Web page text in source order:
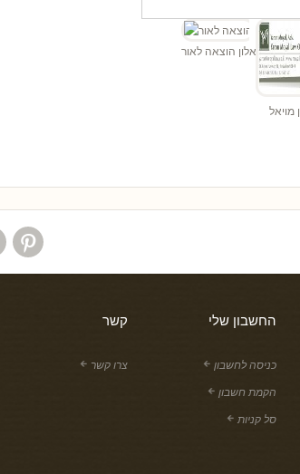
אלון הוצאה לאור
ירון מויאל
קשר
צרו קשר
החשבון שלי
כניסה לחשבון
הקמת חשבון
סל קניות